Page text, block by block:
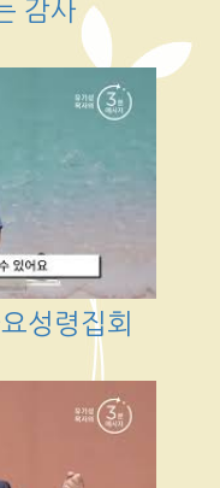
감사
성령집회